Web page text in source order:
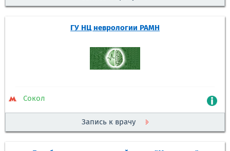
ГУ НЦ неврологии РАМН
Сокол
Запись к врачу